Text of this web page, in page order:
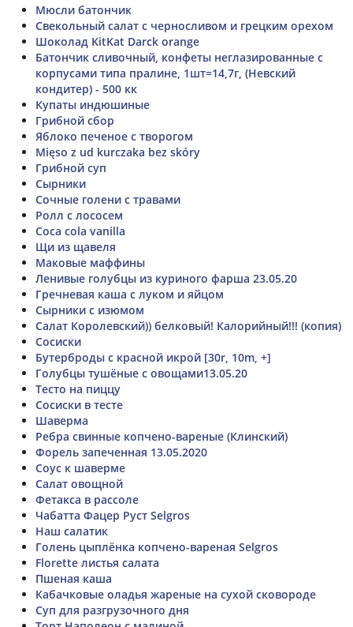
Мюсли батончик
Свекольный салат с черносливом и грецким орехом
Шоколад KitKat Darck orange
Батончик сливочный, конфеты неглазированные с
корпусами типа пралине, 1шт=14,7г, (Невский
кондитер) - 500 кк
Купаты индюшиные
Грибной сбор
Яблоко печеное с творогом
Mięso z ud kurczaka bez skóry
Грибной суп
Сырники
Сочные голени с травами
Ролл с лососем
Coca cola vanilla
Щи из щавеля
Маковые маффины
Ленивые голубцы из куриного фарша 23.05.20
Гречневая каша с луком и яйцом
Сырники с изюмом
Салат Королевский)) белковый! Калорийный!!! (копия)
Сосиски
Бутерброды с красной икрой [30r, 10m, +]
Голубцы тушёные с овощами13.05.20
Тесто на пиццу
Сосиски в тесте
Шаверма
Ребра свинные копчено-вареные (Клинский)
Форель запеченная 13.05.2020
Соус к шаверме
Салат овощной
Фетакса в рассоле
Чабатта Фацер Руст Selgros
Наш салатик
Голень цыплёнка копчено-вареная Selgros
Florette листья салата
Пшеная каша
Кабачковые оладья жареные на сухой сковороде
Суп для разгрузочного дня